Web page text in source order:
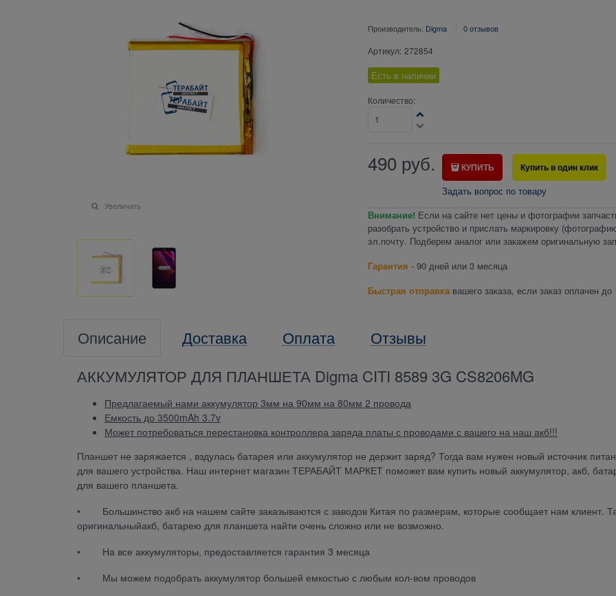
Увеличить
Производитель: Digma 0 отзывов
Артикул: 272854
Есть в наличии
Количество:
490 руб. КУПИТЬ Купить в один клик
Задать вопрос по товару
Внимание! Если на сайте нет цены и фотографии
разобрать устройство и прислать маркировку
эл.почту. Подберем аналог или закажем оригинальную
Гарантия - 90 дней или 3 месяца
Быстрая отправкавашего заказа, если заказ оплачен до
Описание Доставка Оплата
Отзывы
АККУМУЛЯТОР ДЛЯ ПЛАНШЕТА Digma CITI 8589 3G CS8206MG
Предлагаемый нами аккумулятор 3мм на 90мм на 80мм 2 провода
Емкость до 3500mAh 3.7v
Может потребоваться перестановка контроллера заряда платы с проводами с вашего на наш акб!!!
Планшет не заряжается , вздулась батарея или аккумулятор не держит заряд? Тогда вам нужен новый источник
для вашего устройства. Наш интернет магазин ТЕРАБАЙТ МАРКЕТ поможет вам купить новый аккумулятор, акб,
для вашего планшета.
• Большинство акб на нашем сайте заказываются с заводов Китая по размерам, которые сообщает нам клиент.
оригинальныйакб, батарею для планшета найти очень сложно или не возможно.
• На все аккумуляторы, предоставляется гарантия 3 месяца
• Мы можем подобрать аккумулятор большей емкостью с любым кол-вом проводов